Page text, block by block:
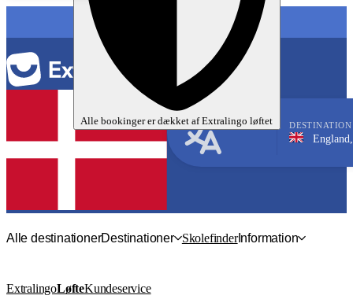
Alle bookinger er dækket afExtralingo løftet
SPROG
DESTINATION
England,
Alle destinationerDestinationer SkolefinderInformation
ExtralingoLøfteKundeservice